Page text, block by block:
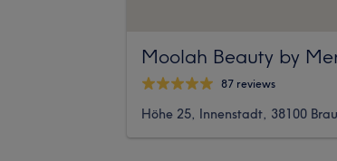
Moolah Beauty by
87 reviews
Höhe 25, Innenstadt, 38100